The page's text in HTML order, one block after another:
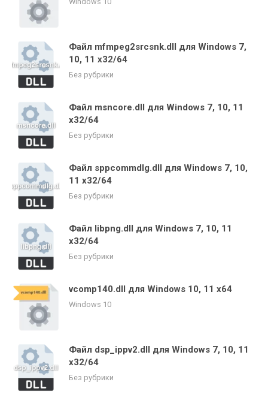
Файл mfmpeg2srcsnk.dll для Windows 7,
10, 11 x32/64
Без рубрики
Файл msncore.dll для Windows 7, 10, 11
x32/64
Без рубрики
Файл sppcommdlg.dll для Windows 7, 10,
11 x32/64
Без рубрики
Файл libpng.dll для Windows 7, 10, 11
x32/64
Без рубрики
vcomp140.dll для Windows 10, 11 x64
Windows 10
Файл dsp_ippv2.dll для Windows 7, 10, 11
x32/64
Без рубрики